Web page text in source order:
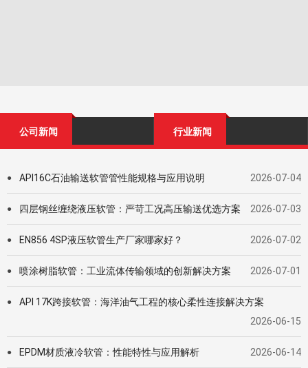
公司新闻 行业新闻
● API16C石油输送软管管性能规格与应用说明 2026-07-04
● 四层钢丝缠绕液压软管：严苛工况高压输送优选方案 2026-07-03
● EN856 4SP液压软管生产厂家哪家好？ 2026-07-02
● 喷涂树脂软管：工业流体传输领域的创新解决方案 2026-07-01
●
API 17K跨接软管：海洋油气工程的核心柔性连接解决方案
2026-06-15
● EPDM材质液冷软管：性能特性与应用解析 2026-06-14